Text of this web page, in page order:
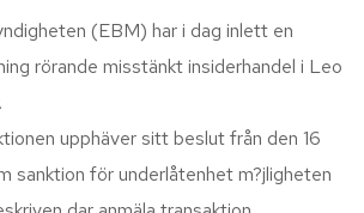
(EBM) har i dag inlett en
rörande misstänkt insiderhandel i Leo
upphäver sitt beslut från den 16
sanktion för underlåtenhet m?jligheten